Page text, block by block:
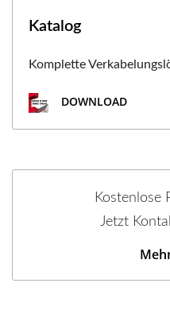
Katalog
Komplette
DOWNLOAD
Kostenlose
Jetzt